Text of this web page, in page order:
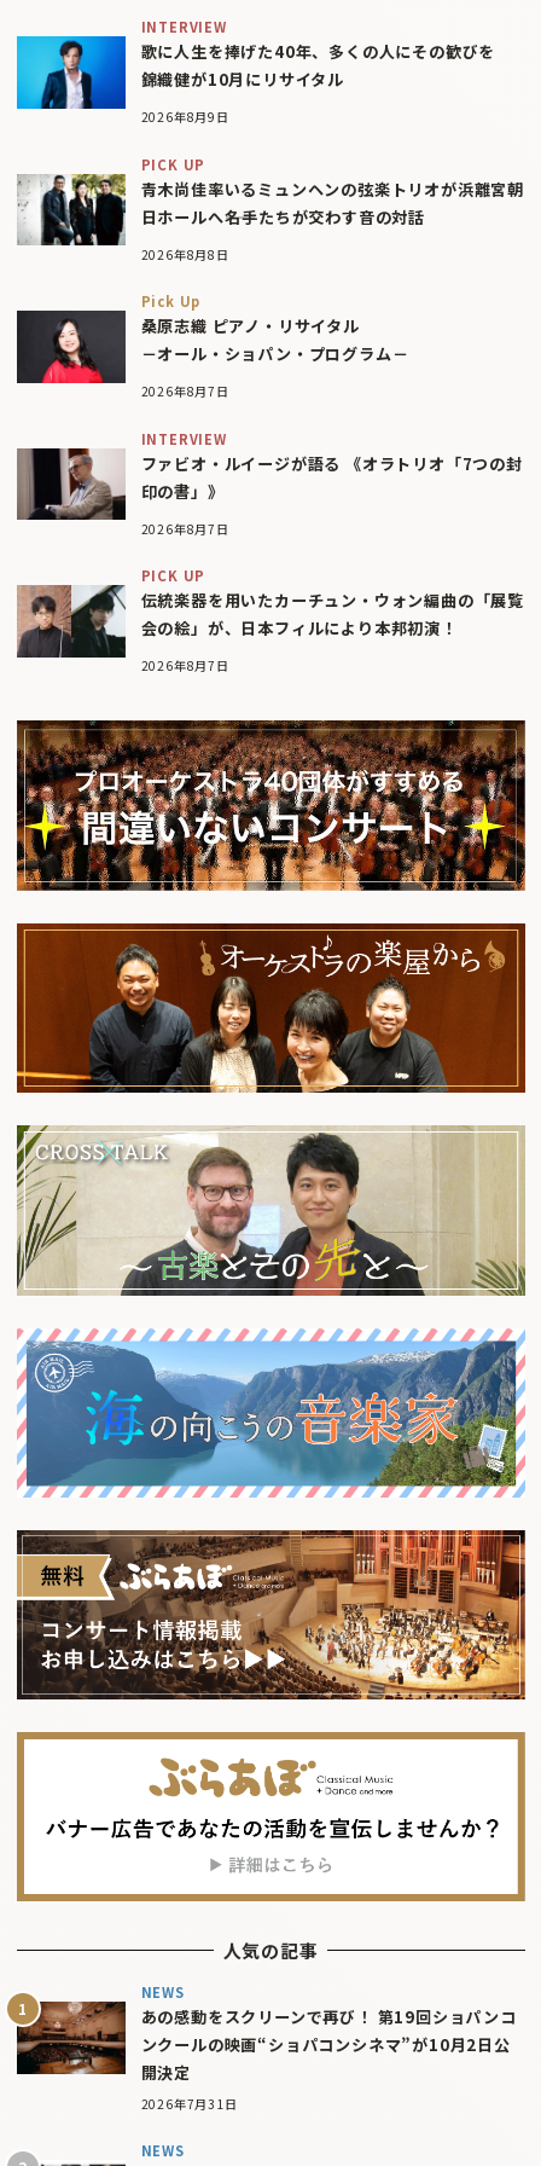
INTERVIEW
歌に人生を捧げた40年、多くの人にその歓びを
錦織健が10月にリサイタル
2026年8月9日
PICK UP
青木尚佳率いるミュンヘンの弦楽トリオが浜離宮朝
日ホールへ――名手たちが交わす音の対話
2026年8月8日
Pick Up
桑原志織 ピアノ・リサイタル
－オール・ショパン・プログラム－
2026年8月7日
INTERVIEW
ファビオ・ルイージが語る 《オラトリオ「7つの封
印の書」》
2026年8月7日
PICK UP
伝統楽器を用いたカーチュン・ウォン編曲の「展覧
会の絵」が、日本フィルにより本邦初演！
2026年8月7日
人気の記事
NEWS
あの感動をスクリーンで再び！ 第19回ショパンコ
ンクールの映画“ショパコンシネマ”が10月2日公
開決定
2026年7月31日
NEWS